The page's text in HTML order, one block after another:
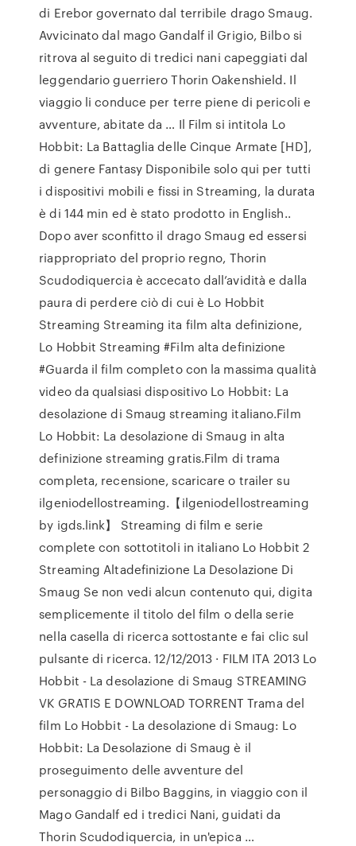
di Erebor governato dal terribile drago Smaug.
Avvicinato dal mago Gandalf il Grigio, Bilbo si
ritrova al seguito di tredici nani capeggiati dal
leggendario guerriero Thorin Oakenshield. Il
viaggio li conduce per terre piene di pericoli e
avventure, abitate da … Il Film si intitola Lo
Hobbit: La Battaglia delle Cinque Armate [HD],
di genere Fantasy Disponibile solo qui per tutti
i dispositivi mobili e fissi in Streaming, la durata
è di 144 min ed è stato prodotto in English..
Dopo aver sconfitto il drago Smaug ed essersi
riappropriato del proprio regno, Thorin
Scudodiquercia è accecato dall’avidità e dalla
paura di perdere ciò di cui è Lo Hobbit
Streaming Streaming ita film alta definizione,
Lo Hobbit Streaming #Film alta definizione
#Guarda il film completo con la massima qualità
video da qualsiasi dispositivo Lo Hobbit: La
desolazione di Smaug streaming italiano.Film
Lo Hobbit: La desolazione di Smaug in alta
definizione streaming gratis.Film di trama
completa, recensione, scaricare o trailer su
ilgeniodellostreaming.【ilgeniodellostreaming
by igds.link】 Streaming di film e serie
complete con sottotitoli in italiano Lo Hobbit 2
Streaming Altadefinizione La Desolazione Di
Smaug Se non vedi alcun contenuto qui, digita
semplicemente il titolo del film o della serie
nella casella di ricerca sottostante e fai clic sul
pulsante di ricerca. 12/12/2013 · FILM ITA 2013 Lo
Hobbit - La desolazione di Smaug STREAMING
VK GRATIS E DOWNLOAD TORRENT Trama del
film Lo Hobbit - La desolazione di Smaug: Lo
Hobbit: La Desolazione di Smaug è il
proseguimento delle avventure del
personaggio di Bilbo Baggins, in viaggio con il
Mago Gandalf ed i tredici Nani, guidati da
Thorin Scudodiquercia, in un'epica …